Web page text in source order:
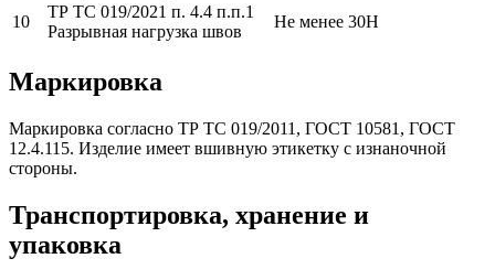
10
ТР ТС 019/2021 п. 4.4 п.п.1
Разрывная нагрузка швов
Не менее 30Н
Маркировка
Маркировка согласно ТР ТС 019/2011, ГОСТ 10581, ГОСТ
12.4.115. Изделие имеет вшивную этикетку с изнаночной
стороны.
Транспортировка, хранение и
упаковка